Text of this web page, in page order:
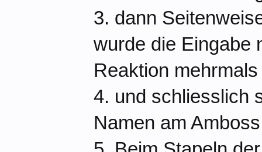
3. dann
wurde die Eingabe
Reaktion
4. und schliesslich
Namen am